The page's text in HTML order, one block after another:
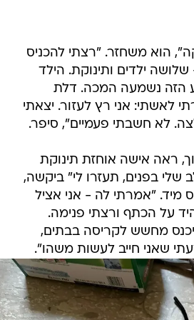
הוא משחזר. "רצתי להכניס
ילדים ותינוקת. הילד
הזה נשמעה המכה. דלת
לאשתי: אני רץ לעזור. יצאתי
לא חשבתי פעמיים", סיפר.
ראה אישה אוחזת תינוקת
שלי בפנים, תעזרו לי" ביקשה,
מיד. "אמרתי לה - אני אציל
על הכתף ורצתי פנימה.
מחשש לקריסה בבתים,
שאני חייב לעשות משהו".